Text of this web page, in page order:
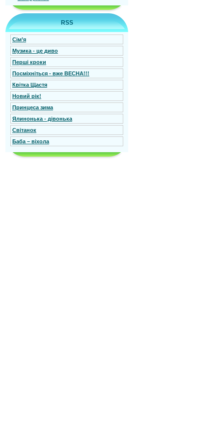
RSS
Сім’я
Mузика - це диво
Перші кроки
Посміхніться - вже ВЕСНА!!!
Квітка Щастя
Новий рік!
Принцеса зима
Ялинонька - дівонька
Світанок
Баба – віхола